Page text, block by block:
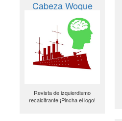
Cabeza Woque
Revista de izquierdismo
recalcitrante ¡Pincha el logo!